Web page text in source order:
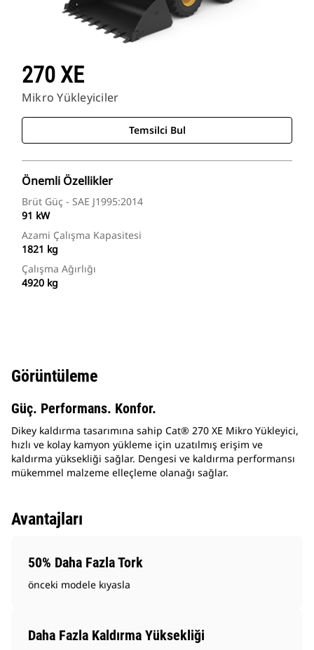
270 XE
Mikro Yükleyiciler
Temsilci Bul
Önemli Özellikler
Brüt Güç - SAE J1995:2014
91 kW
Azami Çalışma Kapasitesi
1821 kg
Çalışma Ağırlığı
4920 kg
Görüntüleme
Güç. Performans. Konfor.
Dikey kaldırma tasarımına sahip Cat® 270 XE Mikro Yükleyici,
hızlı ve kolay kamyon yükleme için uzatılmış erişim ve
kaldırma yüksekliği sağlar. Dengesi ve kaldırma performansı
mükemmel malzeme elleçleme olanağı sağlar.
Avantajları
50% Daha Fazla Tork
önceki modele kıyasla
Daha Fazla Kaldırma Yüksekliği